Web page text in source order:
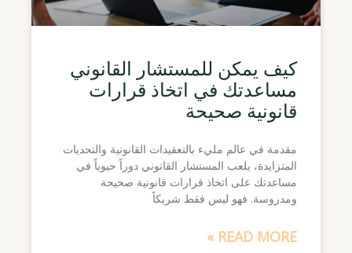
كيف يمكن للمستشار القانوني
مساعدتك في اتخاذ قرارات
قانونية صحيحة
مقدمة في عالم مليء بالتعقيدات القانونية والتحديات
المتزايدة، يلعب المستشار القانوني دوراً حيوياً في
مساعدتك على اتخاذ قرارات قانونية صحيحة
ومدروسة. فهو ليس فقط شريكاً
READ MORE »